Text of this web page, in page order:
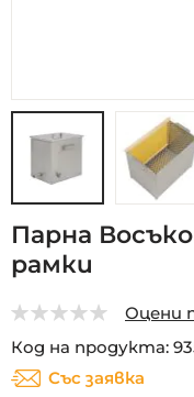
към
началото
на
галерия
снимки
Парна
рамки
Оцени
Код на продукта
Със заявка